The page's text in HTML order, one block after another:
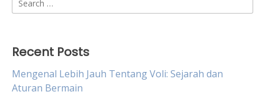
for:
Recent Posts
Mengenal Lebih Jauh Tentang Voli: Sejarah dan
Aturan Bermain